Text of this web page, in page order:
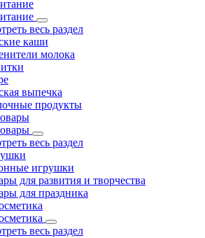
весь раздел
каши
молока
выпечка
продукты
весь раздел
игрушки
для развития и творчества
для праздника
весь раздел